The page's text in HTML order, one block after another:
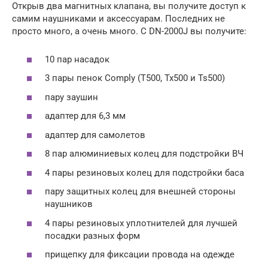
Открыв два магнитных клапана, вы получите доступ к
самим наушниками и аксессуарам. Последних не
просто много, а очень много. С DN-2000J вы получите:
10 пар насадок
3 пары пенок Comply (T500, Tx500 и Ts500)
пару заушин
адаптер для 6,3 мм
адаптер для самолетов
8 пар алюминиевых колец для подстройки ВЧ
4 пары резиновых колец для подстройки баса
пару защитных колец для внешней стороны
наушников
4 пары резиновых уплотнителей для лучшей
посадки разных форм
прищепку для фиксации провода на одежде